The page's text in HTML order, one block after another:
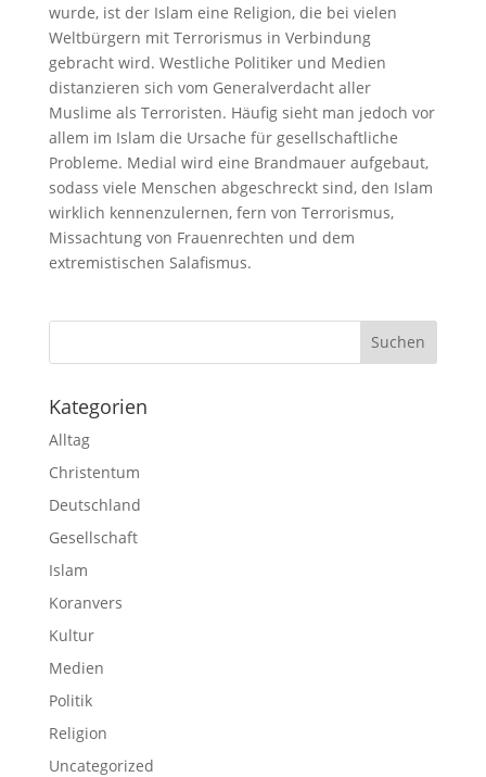
wurde, ist der Islam eine Religion, die bei vielen
Weltbürgern mit Terrorismus in Verbindung
gebracht wird. Westliche Politiker und Medien
distanzieren sich vom Generalverdacht aller
Muslime als Terroristen. Häufig sieht man jedoch vor
allem im Islam die Ursache für gesellschaftliche
Probleme. Medial wird eine Brandmauer aufgebaut,
sodass viele Menschen abgeschreckt sind, den Islam
wirklich kennenzulernen, fern von Terrorismus,
Missachtung von Frauenrechten und dem
extremistischen Salafismus.
Kategorien
Alltag
Christentum
Deutschland
Gesellschaft
Islam
Koranvers
Kultur
Medien
Politik
Religion
Uncategorized